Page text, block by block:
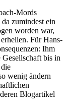
Mords
zumindest ein
worden war,
Für Hans-
Ihm
bis in
wenig ändern
Blogartikel